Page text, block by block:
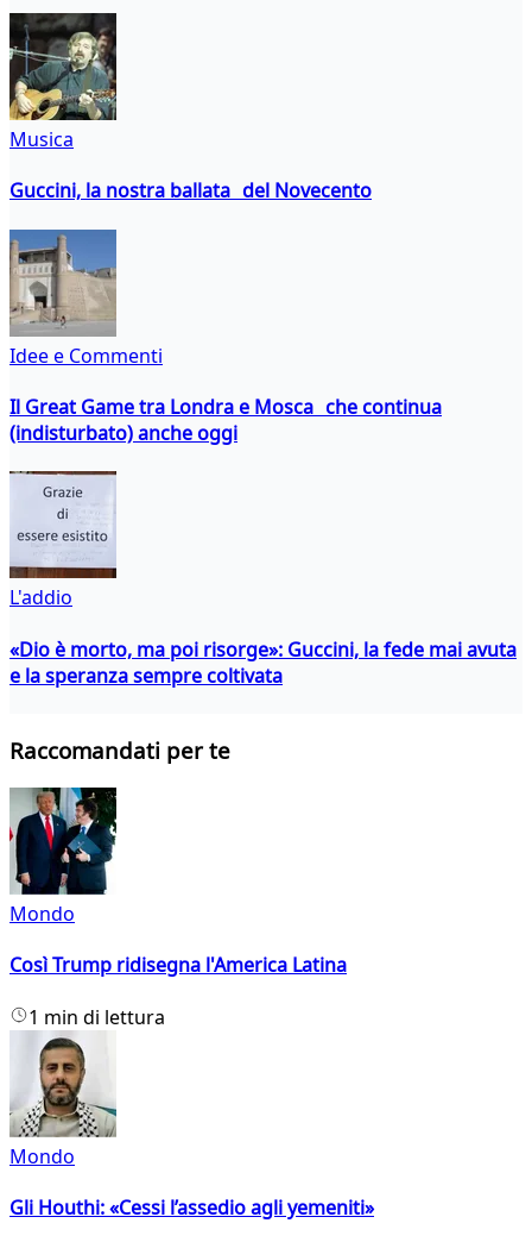
Musica
Guccini, la nostra ballata del Novecento
Idee e Commenti
Il Great Game tra Londra e Mosca che continua
(indisturbato) anche oggi
L'addio
«Dio è morto, ma poi risorge»: Guccini, la fede mai avuta
e la speranza sempre coltivata
Raccomandati per te
Mondo
Così Trump ridisegna l'America Latina
1 min di lettura
Mondo
Gli Houthi: «Cessi l’assedio agli yemeniti»